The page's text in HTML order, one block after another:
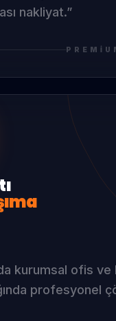
nakliyat.”
kurumsal ofis ve
profesyonel